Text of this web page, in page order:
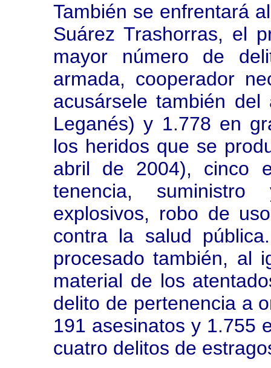
También se enfrentará
Suárez Trashorras, el
mayor número de
armada, cooperador
acusársele también
Leganés) y 1.778 en
los heridos que se
abril de 2004), cinco
tenencia,
explosivos, robo de
contra la salud
procesado también, al
material de los
delito de pertenencia a
191 asesinatos y 1.755
cuatro delitos de